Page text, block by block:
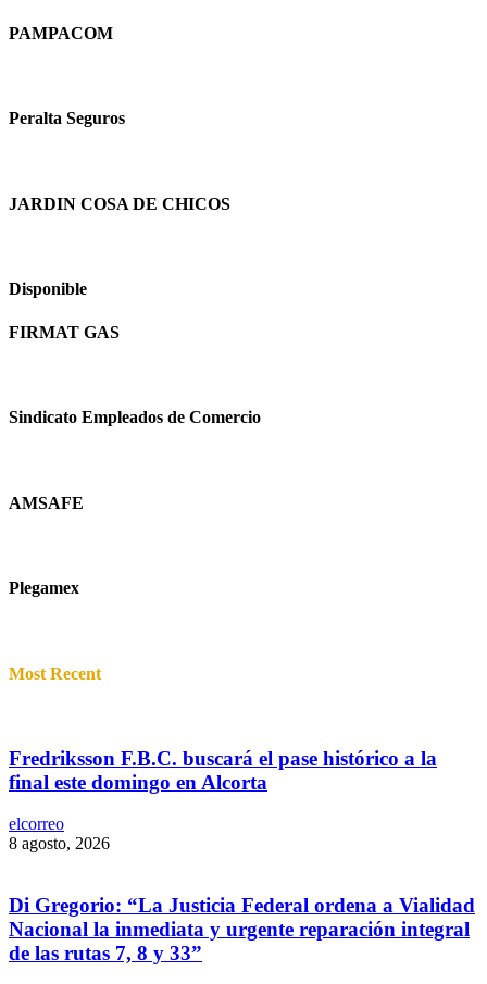
PAMPACOM
Peralta Seguros
JARDIN COSA DE CHICOS
Disponible
FIRMAT GAS
Sindicato Empleados de Comercio
AMSAFE
Plegamex
Most Recent
Fredriksson F.B.C. buscará el pase histórico a la
final este domingo en Alcorta
elcorreo
8 agosto, 2026
Di Gregorio: “La Justicia Federal ordena a Vialidad
Nacional la inmediata y urgente reparación integral
de las rutas 7, 8 y 33”